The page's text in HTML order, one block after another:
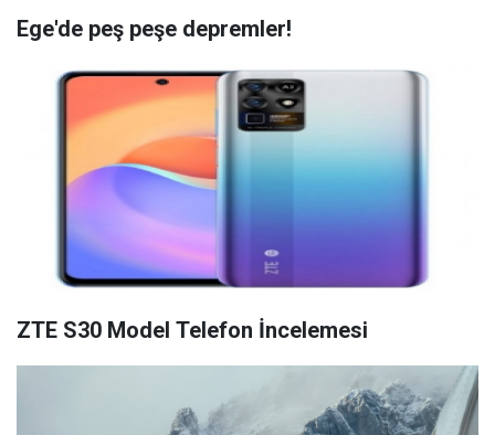
Ege'de peş peşe depremler!
ZTE S30 Model Telefon İncelemesi